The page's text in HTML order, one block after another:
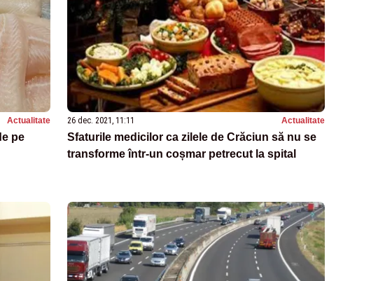
Actualitate
pe
26 dec. 2021, 11:11 Actualitate
Sfaturile medicilor ca zilele de Crăciun să nu se
transforme într-un coșmar petrecut la spital